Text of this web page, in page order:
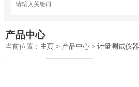
产品中心
当前位置： 主页 > 产品中心 >计量测试仪器